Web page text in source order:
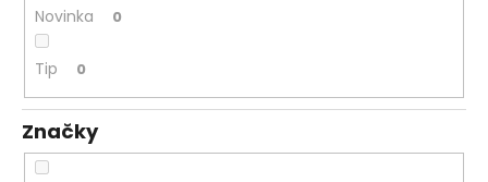
Novinka 0
Tip 0
Značky